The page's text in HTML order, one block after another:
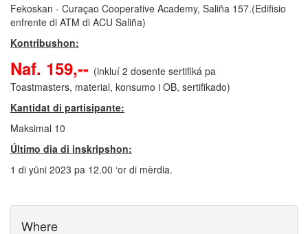
Fekoskan - Curaçao Cooperative Academy, Saliña 157.(Edifisio
enfrente di ATM di ACU Saliña)
Kontribushon:
Naf. 159,-- (inkluí 2 dosente sertifiká pa
Toastmasters, material, konsumo i OB, sertifikado)
Kantidat di partisipante:
Maksimal 10
Último dia di inskripshon:
1 di yüni 2023 pa 12.00 ‘or di mèrdia.
Where